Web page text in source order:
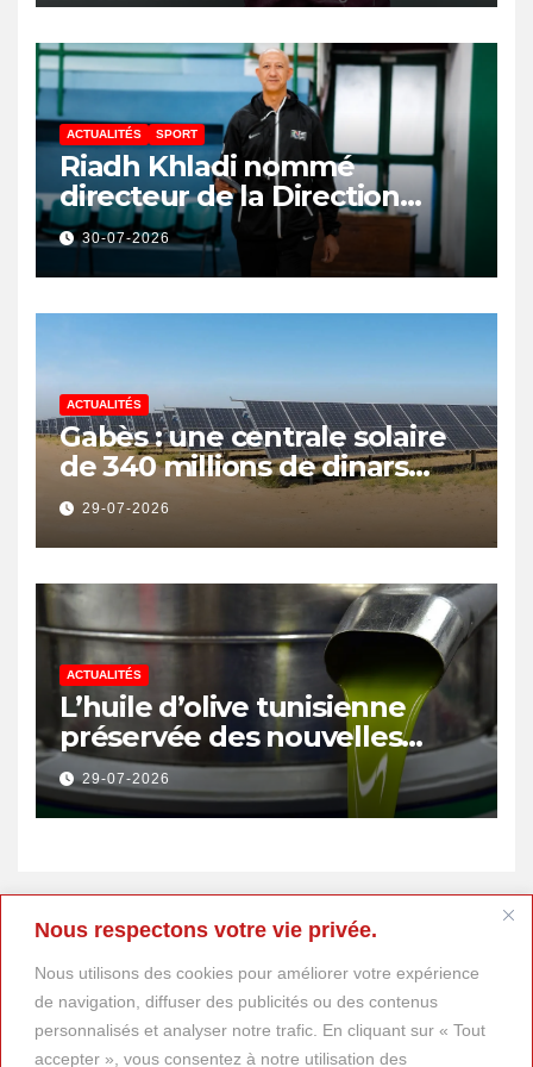
Nous respectons votre vie privée.
Nous utilisons des cookies pour améliorer votre expérience
de navigation, diffuser des publicités ou des contenus
personnalisés et analyser notre trafic. En cliquant sur « Tout
accepter », vous consentez à notre utilisation des
ACTUALITÉS SPORT
Riadh Khladi nommé
directeur de la Direction
Nationale de l’Arbitrage
30-07-2026
ACTUALITÉS
Gabès : une centrale solaire
de 340 millions de dinars
pour renforcer la transition
énergétique et créer 400
emplois
29-07-2026
ACTUALITÉS
L’huile d’olive tunisienne
préservée des nouvelles
surtaxes américaines de
Donald Trump
29-07-2026